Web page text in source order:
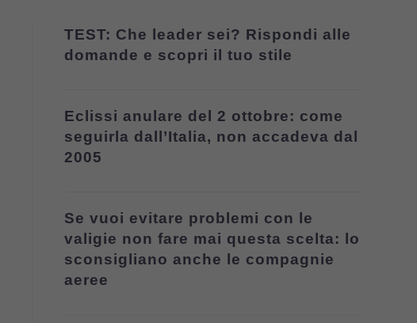
TEST: Che leader sei? Rispondi alle
domande e scopri il tuo stile
Eclissi anulare del 2 ottobre: come
seguirla dall’Italia, non accadeva dal
2005
Se vuoi evitare problemi con le
valigie non fare mai questa scelta: lo
sconsigliano anche le compagnie
aeree